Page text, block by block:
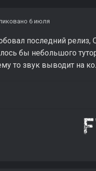
6 июля
последний релиз,
бы небольшого
то звук выводит на